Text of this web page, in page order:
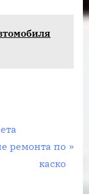
ремонта по
каско